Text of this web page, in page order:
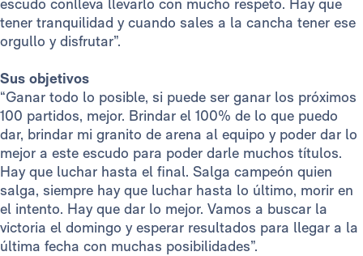
escudo conlleva llevarlo con mucho respeto. Hay que
tener tranquilidad y cuando sales a la cancha tener ese
orgullo y disfrutar”.
Sus objetivos
“Ganar todo lo posible, si puede ser ganar los próximos
100 partidos, mejor. Brindar el 100% de lo que puedo
dar, brindar mi granito de arena al equipo y poder dar lo
mejor a este escudo para poder darle muchos títulos.
Hay que luchar hasta el final. Salga campeón quien
salga, siempre hay que luchar hasta lo último, morir en
el intento. Hay que dar lo mejor. Vamos a buscar la
victoria el domingo y esperar resultados para llegar a la
última fecha con muchas posibilidades”.